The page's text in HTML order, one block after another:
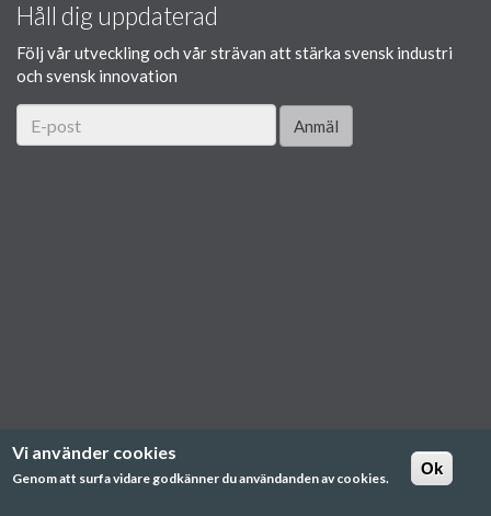
Håll dig uppdaterad
Följ vår utveckling och vår strävan att stärka svensk industri
och svensk innovation
Anmäl
Vi använder cookies
Genom att surfa vidare godkänner du användanden av cookies.
Ok